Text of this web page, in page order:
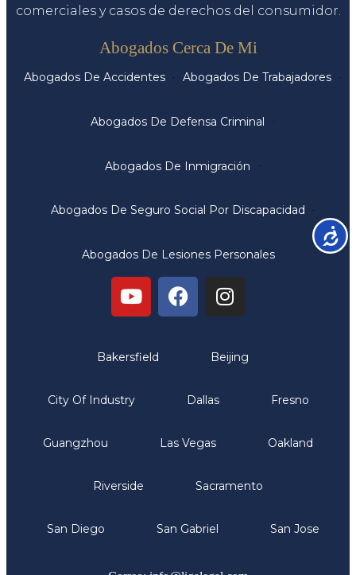
comerciales y casos de derechos del consumidor.
Abogados Cerca De Mi
Abogados De Accidentes Abogados De Trabajadores
Abogados De Defensa Criminal
Abogados De Inmigración
Abogados De Seguro Social Por Discapacidad
Abogados De Lesiones Personales
Bakersfield Beijing
City Of Industry Dallas Fresno
Guangzhou Las Vegas Oakland
Riverside Sacramento
San Diego San Gabriel San Jose